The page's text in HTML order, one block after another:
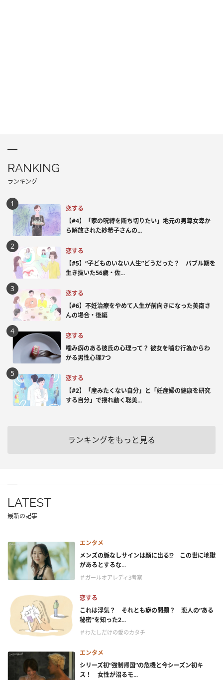
RANKING
ランキング
恋する
【#4】「家の呪縛を断ち切りたい」地元の男尊女卑か
ら解放された紗希子さんの...
恋する
【#5】“子どものいない人生”どうだった？ バブル期を
生き抜いた56歳・佐...
恋する
【#6】不妊治療をやめて人生が前向きになった美南さ
んの場合・後編
恋する
噛み癖のある彼氏の心理って？ 彼女を噛む行為からわ
かる男性心理7つ
恋する
【#2】「産みたくない自分」と「妊産婦の健康を研究
する自分」で揺れ動く聡美...
ランキングをもっと見る
LATEST
最新の記事
エンタメ
メンズの脈なしサインは顔に出る!? この世に地獄
があるとするな...
＃ガールオアレディ3考察
恋する
これは浮気？ それとも癖の問題？ 恋人の“ある
秘密”を知った2...
＃わたしだけの愛のカタチ
エンタメ
シリーズ初“強制帰国”の危機と今シーズン初キ
ス！ 女性が沼るモ...